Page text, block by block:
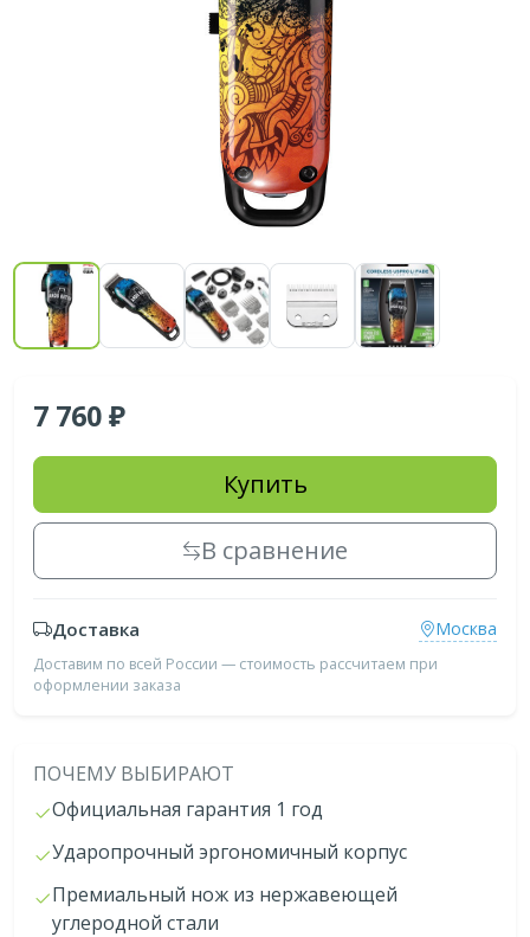
7 760
Купить
В сравнение
Доставка Москва
Доставим по всей России — стоимость рассчитаем при
оформлении заказа
ПОЧЕМУ ВЫБИРАЮТ
Официальная гарантия 1 год
Ударопрочный эргономичный корпус
Премиальный нож из нержавеющей
углеродной стали